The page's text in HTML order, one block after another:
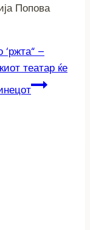
Попова
–
театар ќе